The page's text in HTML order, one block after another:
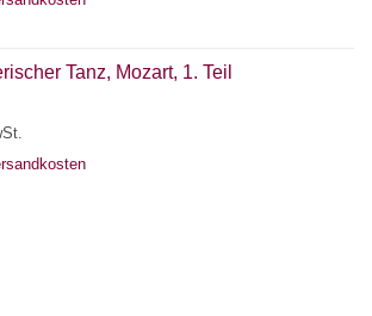
Tanz, Mozart, 1. Teil
21 SAITEN